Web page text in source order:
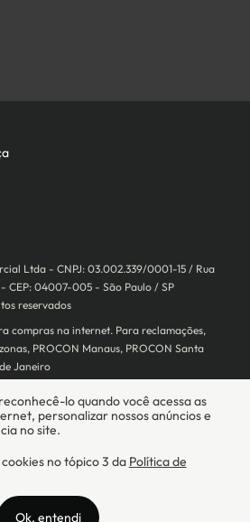
Ltda - CNPJ: 03.002.339/0001-15 / Rua
CEP: 04007-005 - São Paulo / SP
reservados
compras na internet. Para reclamações,
PROCON Manaus, PROCON Santa
Janeiro
de conta pós-paga (cartões de
vigente.